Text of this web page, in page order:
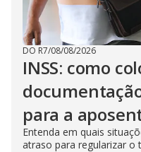
DO R7/08/08/2026
INSS: como
para a
Entenda em quais
atraso para regularizar o